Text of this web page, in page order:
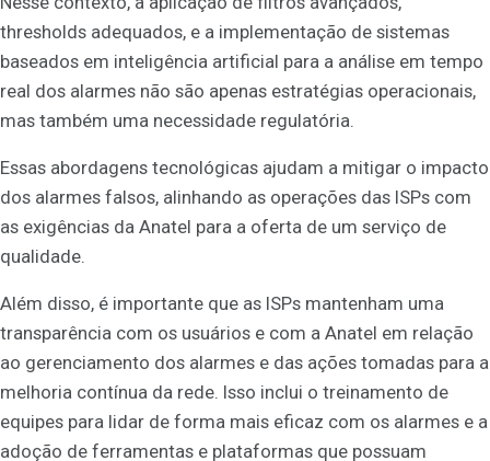
thresholds adequados, e a implementação de sistemas
baseados em inteligência artificial para a análise em tempo
real dos alarmes não são apenas estratégias operacionais,
mas também uma necessidade regulatória.
Essas abordagens tecnológicas ajudam a mitigar o impacto
dos alarmes falsos, alinhando as operações das ISPs com
as exigências da Anatel para a oferta de um serviço de
qualidade.
Além disso, é importante que as ISPs mantenham uma
transparência com os usuários e com a Anatel em relação
ao gerenciamento dos alarmes e das ações tomadas para a
melhoria contínua da rede. Isso inclui o treinamento de
equipes para lidar de forma mais eficaz com os alarmes e a
adoção de ferramentas e plataformas que possuam